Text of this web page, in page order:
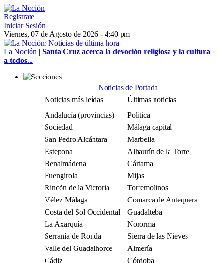
Regístrate
Iniciar Sesión
Viernes, 07 de Agosto de 2026 - 4:40 pm
La Noción | Santa Cruz acerca la devoción religiosa y la cultura
a todos...
Noticias de Portada
Noticias más leídas
Últimas noticias
Andalucía (provincias)
Política
Sociedad
Málaga capital
San Pedro Alcántara
Marbella
Estepona
Alhaurín de la Torre
Benalmádena
Cártama
Fuengirola
Mijas
Rincón de la Victoria
Torremolinos
Vélez-Málaga
Comarca de Antequera
Costa del Sol Occidental
Guadalteba
La Axarquía
Nororma
Serranía de Ronda
Sierra de las Nieves
Valle del Guadalhorce
Almería
Cádiz
Córdoba